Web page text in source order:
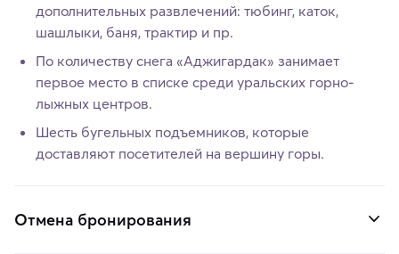
дополнительных развлечений: тюбинг, каток,
шашлыки, баня, трактир и пр.
По количеству снега «Аджигардак» занимает
первое место в списке среди уральских горно-
лыжных центров.
Шесть бугельных подъемников, которые
доставляют посетителей на вершину горы.
Отмена бронирования